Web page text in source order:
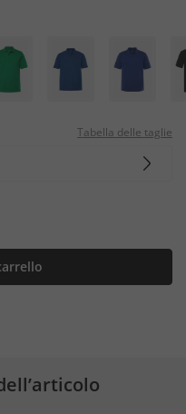
Tabella delle taglie